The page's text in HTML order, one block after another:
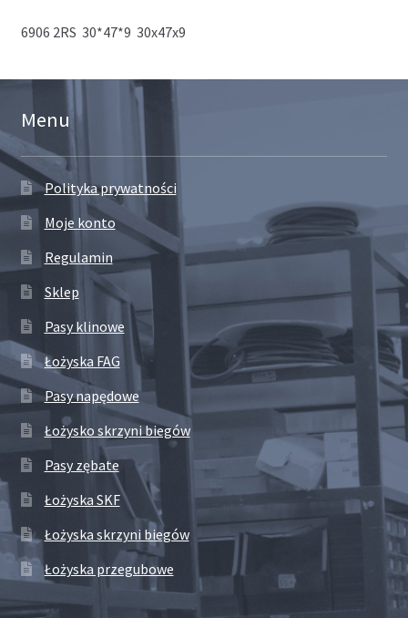
6906 2RS 30*47*9 30x47x9
Menu
Polityka prywatności
Moje konto
Regulamin
Sklep
Pasy klinowe
Łożyska FAG
Pasy napędowe
Łożysko skrzyni biegów
Pasy zębate
Łożyska SKF
Łożyska skrzyni biegów
Łożyska przegubowe